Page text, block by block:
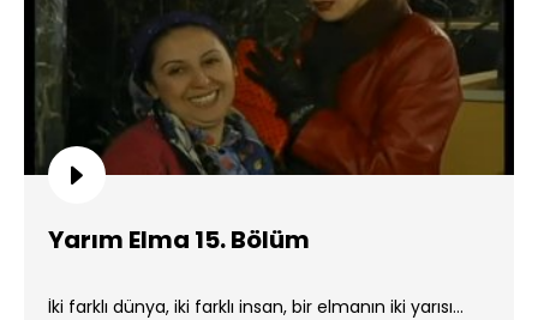
Yarım Elma 15. Bölüm
İki farklı dünya, iki farklı insan, bir elmanın iki yarısı...